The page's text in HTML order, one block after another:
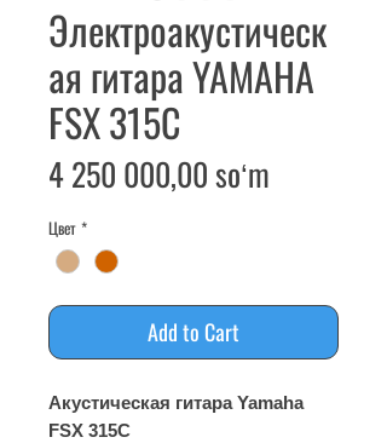
Электроакустическ
ая гитара YAMAHA
FSX 315C
4 250 000,00 soʻm
Цвет *
Add to Cart
Акустическая гитара Yamaha
FSX 315C